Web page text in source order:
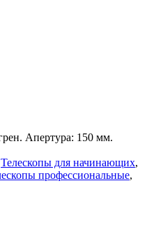
Апертура: 150 мм.
Телескопы для начинающих,
профессиональные,